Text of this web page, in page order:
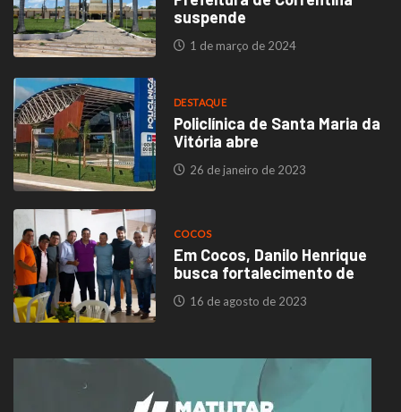
suspende
1 de março de 2024
DESTAQUE
Policlínica de Santa Maria da
Vitória abre
26 de janeiro de 2023
COCOS
Em Cocos, Danilo Henrique
busca fortalecimento de
16 de agosto de 2023